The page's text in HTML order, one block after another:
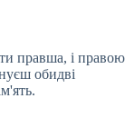
правша, і правою
обидві